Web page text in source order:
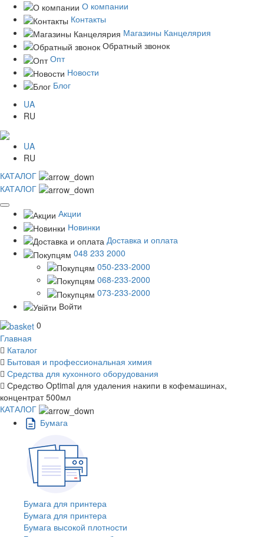
О компании
Контакты
Магазины Канцелярия
Обратный звонок
Опт
Новости
Блог
UA
RU
UA
RU
КАТАЛОГ
КАТАЛОГ
Акции
Новинки
Доставка и оплата
048 233 2000
050-233-2000
068-233-2000
073-233-2000
Войти
0
Главная
Каталог
Бытовая и профессиональная химия
Средства для кухонного оборудования
Средство Optimal для удаления накипи в кофемашинах,
концентрат 500мл
КАТАЛОГ
Бумага
Бумага для принтера
Бумага для принтера
Бумага высокой плотности